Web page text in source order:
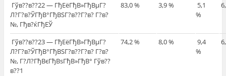
Гўв??в??22 — ГђЕёГђВ»ГђВµГ?
Л?Г?в?ЎГђВ°ГђВЅГ?в??Г?в? Г?в?
№, Гђв?ќГђЕЎ
83,0 % 3,9 %
5,1
%
Гўв??в??23 — ГђЕёГђВ»ГђВµГ?
Л?Г?в?ЎГђВ°ГђВЅГ?в??Г?в? Г?в?
№, Г?Л?ГђВєГђВѕГђВ»ГђВ° Гўв??
в??1
74,2 % 8,0 %
9,4
%